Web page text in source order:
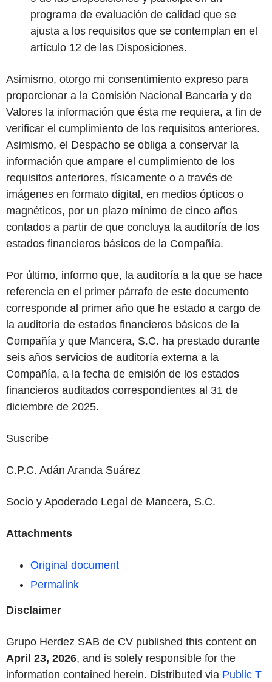
programa de evaluación de calidad que se
ajusta a los requisitos que se contemplan en el
artículo 12 de las Disposiciones.
Asimismo, otorgo mi consentimiento expreso para
proporcionar a la Comisión Nacional Bancaria y de
Valores la información que ésta me requiera, a fin de
verificar el cumplimiento de los requisitos anteriores.
Asimismo, el Despacho se obliga a conservar la
información que ampare el cumplimiento de los
requisitos anteriores, físicamente o a través de
imágenes en formato digital, en medios ópticos o
magnéticos, por un plazo mínimo de cinco años
contados a partir de que concluya la auditoría de los
estados financieros básicos de la Compañía.
Por último, informo que, la auditoría a la que se hace
referencia en el primer párrafo de este documento
corresponde al primer año que he estado a cargo de
la auditoría de estados financieros básicos de la
Compañía y que Mancera, S.C. ha prestado durante
seis años servicios de auditoría externa a la
Compañía, a la fecha de emisión de los estados
financieros auditados correspondientes al 31 de
diciembre de 2025.
Suscribe
C.P.C. Adán Aranda Suárez
Socio y Apoderado Legal de Mancera, S.C.
Attachments
Original document
Permalink
Disclaimer
Grupo Herdez SAB de CV published this content on
April 23, 2026, and is solely responsible for the
information contained herein. Distributed via Public T